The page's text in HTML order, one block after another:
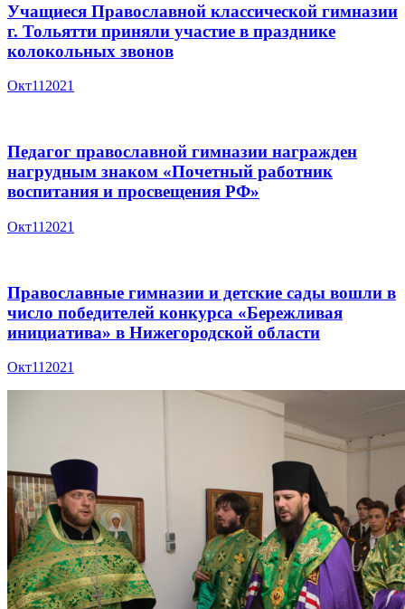
Учащиеся Православной классической гимназии
г. Тольятти приняли участие в празднике
колокольных звонов
Окт112021
Педагог православной гимназии награжден
нагрудным знаком «Почетный работник
воспитания и просвещения РФ»
Окт11 2021
Православные гимназии и детские сады вошли в
число победителей конкурса «Бережливая
инициатива» в Нижегородской области
Окт11 2021